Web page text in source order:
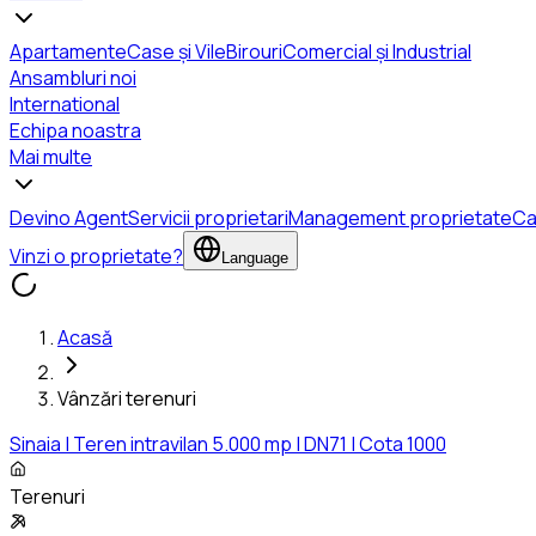
ApartamenteCase și VileBirouriComercial și Industrial
Ansambluri noi
International
Echipa noastra
Mai multe
Devino AgentServicii proprietariManagement proprietate
Vinzi o proprietate?
Language
Acasă
Vânzări terenuri
Sinaia | Teren intravilan 5.000 mp | DN71 | Cota 1000
Terenuri